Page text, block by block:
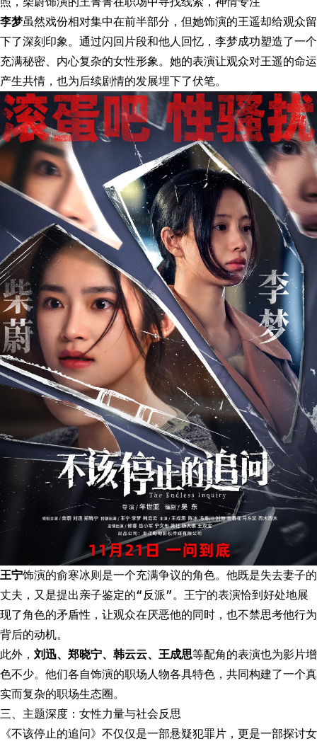
李梦虽然戏份相对集中在前半部分，但她饰演的王遥却给观众留
下了深刻印象。通过闪回片段和他人回忆，李梦成功塑造了一个
充满秘密、内心复杂的女性形象。她的表演让观众对王遥的命运
产生共情，也为后续剧情的发展埋下了伏笔。
王宁饰演的俞寒冰则是一个充满争议的角色。他既是失去妻子的
丈夫，又是提出亲子鉴定的“反派”。王宁的表演恰到好处地展
现了角色的矛盾性，让观众在厌恶他的同时，也不禁思考他行为
背后的动机。
此外， 刘迅、郑晓宁、韩云云、王成思等配角的表演也为影片增
色不少。他们各自饰演的职场人物各具特色，共同构建了一个真
实而复杂的职场生态圈。
三、主题深度：女性力量与社会反思
《不该停止的追问》不仅仅是一部悬疑犯罪片，更是一部探讨女